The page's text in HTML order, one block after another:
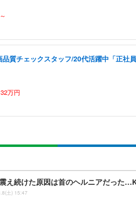
品質チェックスタッフ/20代活躍中「正
万円
え続けた原因は首のヘルニアだった
土) 15:47